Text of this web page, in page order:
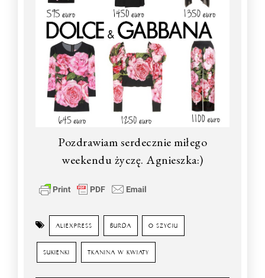
Pozdrawiam serdecznie miłego
weekendu życzę. Agnieszka:)
ALIEXPRESS BURDA O SZYCIU
SUKIENKI TKANINA W KWIATY